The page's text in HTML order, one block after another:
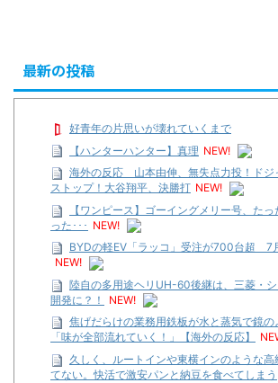
最新の投稿
好青年の片思いが壊れていくまで
【ハンターハンター】真理 NEW!
海外の反応 山本由伸、無失点力投！ドジ
ストップ！大谷翔平、決勝打 NEW!
【ワンピース】ゴーイングメリー号、た
った･･･ NEW!
BYDの軽EV「ラッコ」受注が700台超 7
NEW!
陸自の多用途ヘリUH-60後継は、三菱・
開発に？！
NEW!
焦げだらけの業務用鉄板が水と蒸気で鏡の
「味が全部流れていく！」【海外の反応】
久しく、ルートインや東横インのような高
てない。快活で激安パンと納豆を食べてしまう